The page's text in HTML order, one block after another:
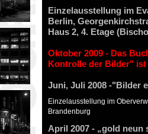
Einzelausstellung im
Berlin,
Haus 2, 4. Etage
Oktober 2009 - Das
Kontrolle der Bilder" ist
Juni, Juli 2008 -"Bilder
Einzelausstellung im
Brandenburg
April 2007 - „gold neun